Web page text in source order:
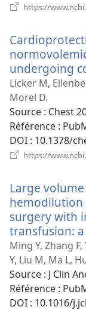
https://
undergoing
Licker M,
Morel D.
Source ‎: Chest
Référence ‎:
DOI ‎: 10.1378/
https://
Large
hemodilution
surgery with
transfusion:
Ming Y, Zhang F,
Y, Liu M, Ma L,
Source ‎: J Clin
Référence ‎:
DOI ‎: 10.1016/